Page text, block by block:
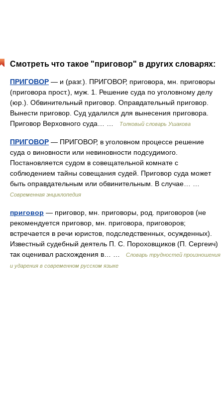
Смотреть что такое "приговор" в других словарях:
ПРИГОВОР — и (разг.). ПРИГОВОР, приговора, мн. приговоры
(приговора прост.), муж. 1. Решение суда по уголовному делу
(юр.). Обвинительный приговор. Оправдательный приговор.
Вынести приговор. Суд удалился для вынесения приговора.
Приговор Верховного суда… …
Толковый словарь Ушакова
ПРИГОВОР — ПРИГОВОР, в уголовном процессе решение
суда о виновности или невиновности подсудимого.
Постановляется судом в совещательной комнате с
соблюдением тайны совещания судей. Приговор суда может
быть оправдательным или обвинительным. В случае… …
Современная энциклопедия
приговор — приговор, мн. приговоры, род. приговоров (не
рекомендуется приговор, мн. приговора, приговоров;
встречается в речи юристов, подследственных, осужденных).
Известный судебный деятель П. С. Пороховщиков (П. Сергеич)
так оценивал расхождения в… …
Словарь трудностей произношения
и ударения в современном русском языке